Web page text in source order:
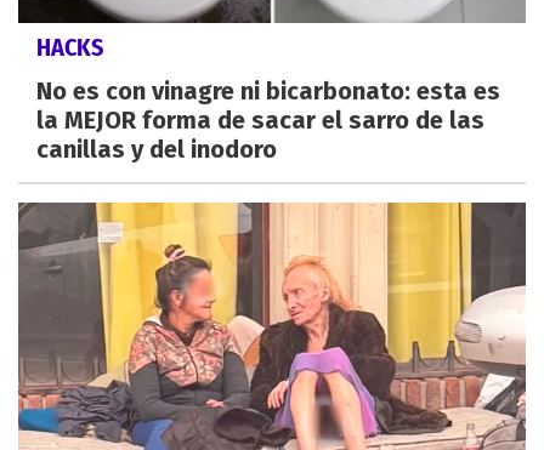
HACKS
No es con vinagre ni bicarbonato: esta es
la MEJOR forma de sacar el sarro de las
canillas y del inodoro